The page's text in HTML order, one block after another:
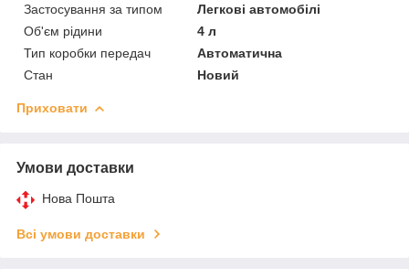
Застосування за типом
Легкові автомобілі
Об'єм рідини
4 л
Тип коробки передач
Автоматична
Стан
Новий
Приховати
Умови доставки
Нова Пошта
Всі умови доставки